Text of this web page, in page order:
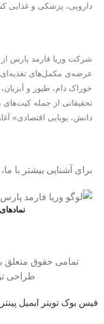
دارویی، پزشکی و غذایی
عرضه‌ی مکمل‌های تغذیه‌ای
خوراک دام، طیور و
تحقیقاتی از جمله کیت‌های
دانش، پویایی اقتصادی»
برای آشنایی بیشتر با
تمامی حقوق متعلق
طراحی
فیس بوک تویتر ایمیل